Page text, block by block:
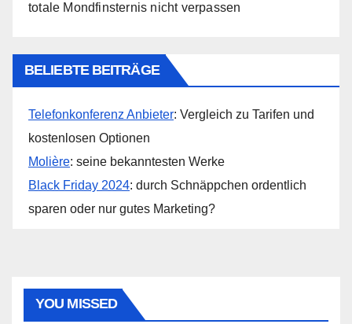
totale Mondfinsternis nicht verpassen
BELIEBTE BEITRÄGE
Telefonkonferenz Anbieter: Vergleich zu Tarifen und
kostenlosen Optionen
Molière: seine bekanntesten Werke
Black Friday 2024: durch Schnäppchen ordentlich
sparen oder nur gutes Marketing?
YOU MISSED